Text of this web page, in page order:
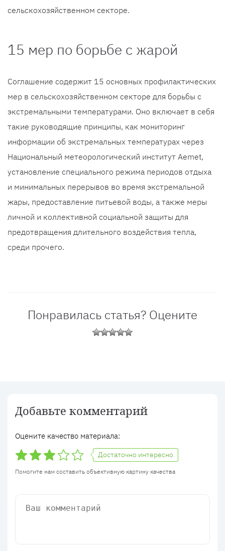
сельскохозяйственном секторе.
15 мер по борьбе с жарой
Соглашение содержит 15 основных профилактических
мер в сельскохозяйственном секторе для борьбы с
экстремальными температурами. Оно включает в себя
такие руководящие принципы, как мониторинг
информации об экстремальных температурах через
Национальный метеорологический институт Aemet,
установление специального режима периодов отдыха
и минимальных перерывов во время экстремальной
жары, предоставление питьевой воды, а также меры
личной и коллективной социальной защиты для
предотвращения длительного воздействия тепла,
среди прочего.
Понравилась статья? Оцените
Добавьте комментарий
Оцените качество материала:
Достаточно интересно
Помогите нам составить объективную картину качества